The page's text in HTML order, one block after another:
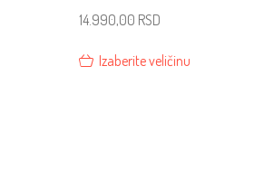
14.990,00 RSD
Izaberite veličinu